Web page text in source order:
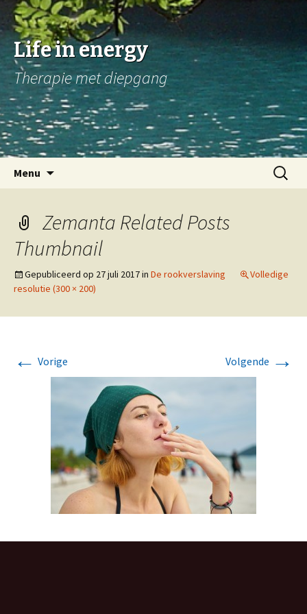
Life in energy
Therapie met diepgang
Menu
Zoeken
naar:
Zemanta Related Posts
Thumbnail
Gepubliceerd op 27 juli 2017in De rookverslaving
Volledige
resolutie (300 × 200)
← Vorige Volgende →